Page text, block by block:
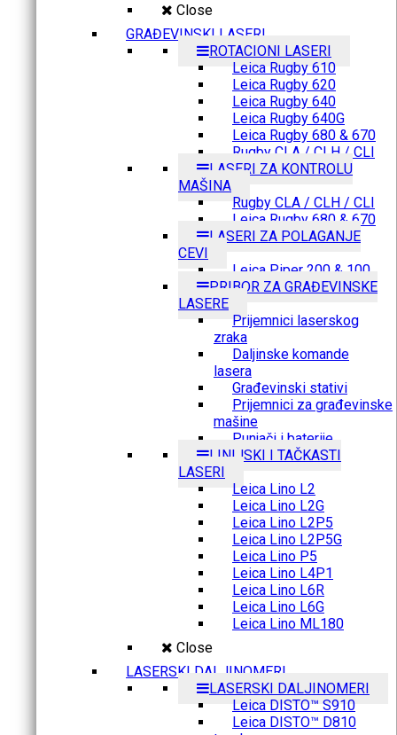
Close
GRAĐEVINSKI LASERI
ROTACIONI LASERI
Leica Rugby 610
Leica Rugby 620
Leica Rugby 640
Leica Rugby 640G
Leica Rugby 680 & 670
Rugby CLA / CLH / CLI
LASERI ZA KONTROLU
MAŠINA
Rugby CLA / CLH / CLI
Leica Rugby 680 & 670
LASERI ZA POLAGANJE
CEVI
Leica Piper 200 & 100
PRIBOR ZA GRAĐEVINSKE
LASERE
Prijemnici laserskog
zraka
Daljinske komande
lasera
Građevinski stativi
Prijemnici za građevinske
mašine
Punjači i baterije
LINIJSKI I TAČKASTI
LASERI
Leica Lino L2
Leica Lino L2G
Leica Lino L2P5
Leica Lino L2P5G
Leica Lino P5
Leica Lino L4P1
Leica Lino L6R
Leica Lino L6G
Leica Lino ML180
Close
LASERSKI DALJINOMERI
LASERSKI DALJINOMERI
Leica DISTO™ S910
Leica DISTO™ D810